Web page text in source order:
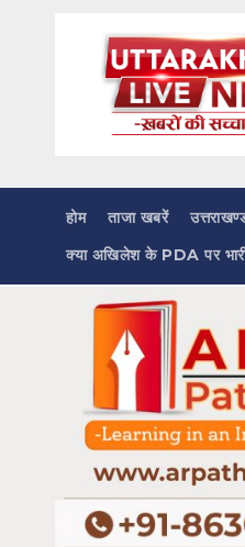
होम ताजा खबरें
क्या अखिलेश के PDA पर भारी